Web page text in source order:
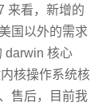
来看，新增的
国以外的需求
darwin 核心
核操作系统核
售后，目前我